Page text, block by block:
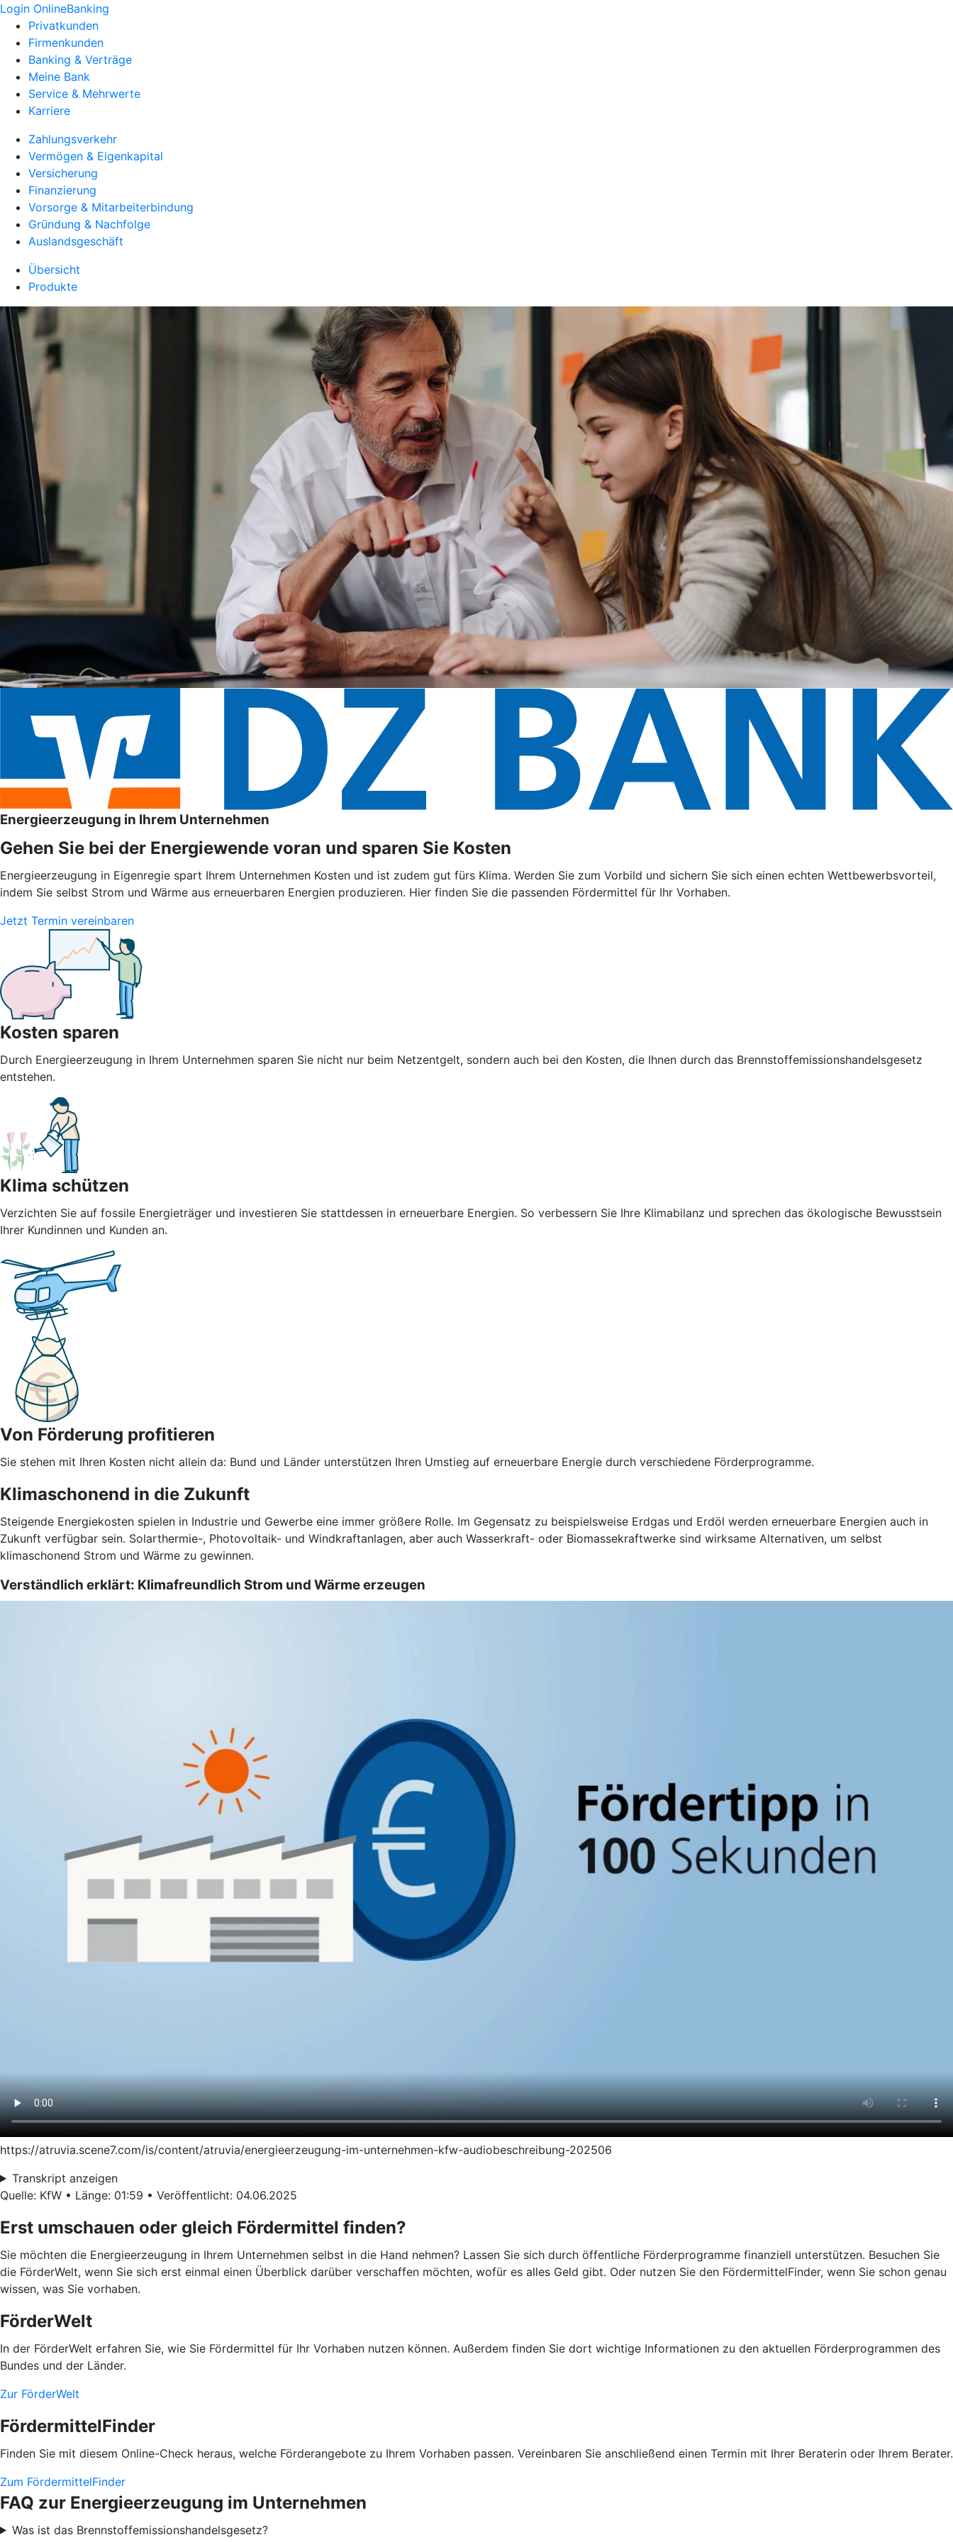
Login OnlineBanking
Privatkunden
Firmenkunden
Banking & Verträge
Meine Bank
Service & Mehrwerte
Karriere
Zahlungsverkehr
Vermögen & Eigenkapital
Versicherung
Finanzierung
Vorsorge & Mitarbeiterbindung
Gründung & Nachfolge
Auslandsgeschäft
Übersicht
Produkte
Energieerzeugung in Ihrem Unternehmen
Gehen Sie bei der Energiewende voran und sparen Sie Kosten
Energieerzeugung in Eigenregie spart Ihrem Unternehmen Kosten und ist zudem gut fürs Klima. Werden Sie zum Vorbild und sichern Sie sich einen echten Wettbewerbsvorteil,
indem Sie selbst Strom und Wärme aus erneuerbaren Energien produzieren. Hier finden Sie die passenden Fördermittel für Ihr Vorhaben.
Jetzt Termin vereinbaren
Kosten sparen
Durch Energieerzeugung in Ihrem Unternehmen sparen Sie nicht nur beim Netzentgelt, sondern auch bei den Kosten, die Ihnen durch das Brennstoffemissionshandelsgesetz
entstehen.
Klima schützen
Verzichten Sie auf fossile Energieträger und investieren Sie stattdessen in erneuerbare Energien. So verbessern Sie Ihre Klimabilanz und sprechen das ökologische Bewusstsein
Ihrer Kundinnen und Kunden an.
Von Förderung profitieren
Sie stehen mit Ihren Kosten nicht allein da: Bund und Länder unterstützen Ihren Umstieg auf erneuerbare Energie durch verschiedene Förderprogramme.
Klimaschonend in die Zukunft
Steigende Energiekosten spielen in Industrie und Gewerbe eine immer größere Rolle. Im Gegensatz zu beispielsweise Erdgas und Erdöl werden erneuerbare Energien auch in
Zukunft verfügbar sein. Solarthermie-, Photovoltaik- und Windkraftanlagen, aber auch Wasserkraft- oder Biomassekraftwerke sind wirksame Alternativen, um selbst
klimaschonend Strom und Wärme zu gewinnen.
Verständlich erklärt: Klimafreundlich Strom und Wärme erzeugen
https://atruvia.scene7.com/is/content/atruvia/energieerzeugung-im-unternehmen-kfw-audiobeschreibung-202506
Transkript anzeigen
Quelle: KfW • Länge: 01:59 • Veröffentlicht: 04.06.2025
Erst umschauen oder gleich Fördermittel finden?
Sie möchten die Energieerzeugung in Ihrem Unternehmen selbst in die Hand nehmen? Lassen Sie sich durch öffentliche Förderprogramme finanziell unterstützen. Besuchen Sie
die FörderWelt, wenn Sie sich erst einmal einen Überblick darüber verschaffen möchten, wofür es alles Geld gibt. Oder nutzen Sie den FördermittelFinder, wenn Sie schon genau
wissen, was Sie vorhaben.
FörderWelt
In der FörderWelt erfahren Sie, wie Sie Fördermittel für Ihr Vorhaben nutzen können. Außerdem finden Sie dort wichtige Informationen zu den aktuellen Förderprogrammen des
Bundes und der Länder.
Zur FörderWelt
FördermittelFinder
Finden Sie mit diesem Online-Check heraus, welche Förderangebote zu Ihrem Vorhaben passen. Vereinbaren Sie anschließend einen Termin mit Ihrer Beraterin oder Ihrem Berater.
Zum FördermittelFinder
FAQ zur Energieerzeugung im Unternehmen
Was ist das Brennstoffemissionshandelsgesetz?